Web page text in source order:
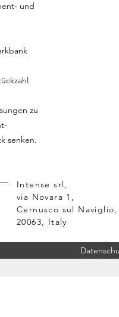
und
zu
senken.
Intense srl,
via Novara 1,
Cernusco sul
20063, Italy